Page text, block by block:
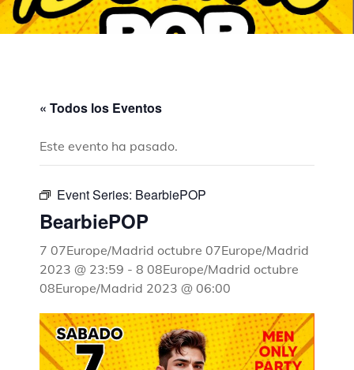
« Todos los Eventos
Este evento ha pasado.
Event Series: BearbiePOP
BearbiePOP
7 07Europe/Madrid octubre 07Europe/Madrid
2023 @ 23:59 - 8 08Europe/Madrid octubre
08Europe/Madrid 2023 @ 06:00